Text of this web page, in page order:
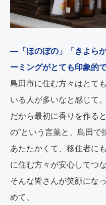
―「ほのぼの」「きよら
ーミングがとても印象的で
島田市に住む方々はとて
いる人が多いなと感じて。
だから最初に香りを作る
の”という言葉と、島田で
あたたかくて、移住者に
に住む方々が安心してつ
そんな皆さんが笑顔にな
めて、